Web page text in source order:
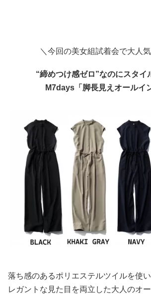
＼今回の美女組試着会で大人
“締めつけ感ゼロ”なのにスタイ
M7days「脚長見えオールイ
落ち感のあるポリエステルツイルを使
レガントな見た目を両立した大人のオ